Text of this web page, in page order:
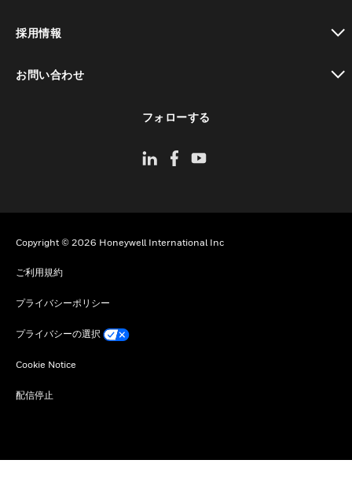
採用情報
お問い合わせ
フォローする
Copyright © 2026 Honeywell International Inc
ご利用規約
プライバシーポリシー
プライバシーの選択
Cookie Notice
配信停止